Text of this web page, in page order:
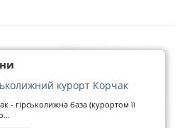
курорт Корчак
- гірськолижна база (курортом її